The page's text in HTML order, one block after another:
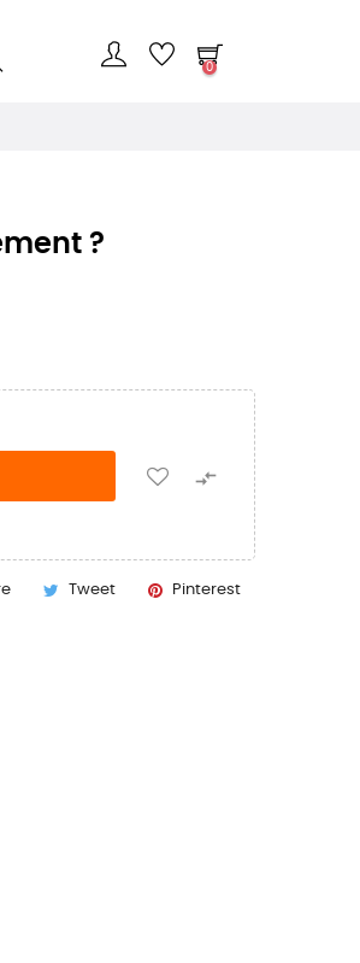
0
?

Tweet Pinterest